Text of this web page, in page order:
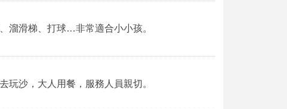
溜滑梯、打球…非常適合小小孩。
玩沙，大人用餐，服務人員親切。